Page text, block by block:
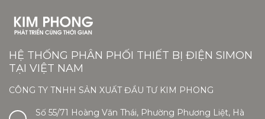
HỆ THỐNG PHÂN PHỐI THIẾT BỊ ĐIỆN SIMON
TẠI VIỆT NAM
CÔNG TY TNHH SẢN XUẤT ĐẦU TƯ KIM PHONG
Số 55/71 Hoàng Văn Thái, Phường Phương Liệt, Hà